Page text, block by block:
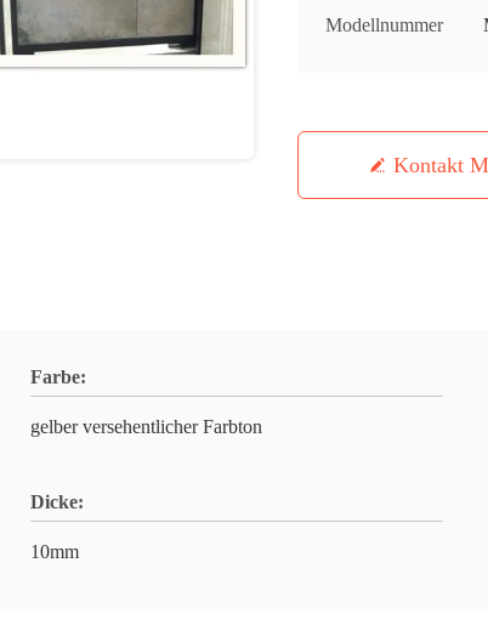
Modellnummer
Kontakt
Farbe:
gelber versehentlicher Farbton
Dicke:
10mm